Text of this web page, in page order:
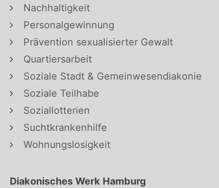
Nachhaltigkeit
Personalgewinnung
Prävention sexualisierter Gewalt
Quartiersarbeit
Soziale Stadt & Gemeinwesendiakonie
Soziale Teilhabe
Soziallotterien
Suchtkrankenhilfe
Wohnungslosigkeit
Diakonisches Werk Hamburg